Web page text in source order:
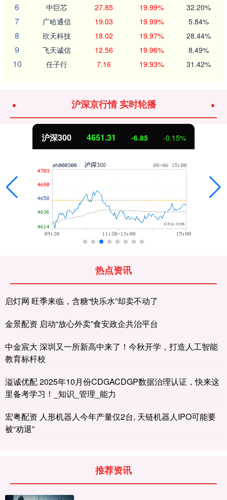
6 中巨芯 27.85 19.99% 32.20%
7 广哈通信 19.03 19.99% 5.84%
8 欣天科技 18.02 19.97% 28.44%
9 飞天诚信 12.56 19.96% 8.49%
10 任子行 7.16 19.93% 31.42%
沪深京行情 实时轮播
-0.15% 北证50
热点资讯
启灯网 旺季来临，含糖“快乐水”却卖不动了
金景配资 启动“放心外卖”食安政企共治平台
中金宸大 深圳又一所新高中来了！今秋开学，打造人工智能
教育标杆校
溢诚优配 2025年10月份CDGACDGP数据治理认证，快来这
里备考学习！_知识_管理_能力
宏粤配资 人形机器人今年产量仅2台, 天链机器人IPO可能要
被“劝退”
推荐资讯